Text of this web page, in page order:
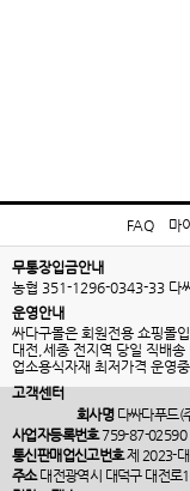
FAQ 마
무통장입금안내
농협 351-1296-0343-33 다
운영안내
싸다구몰은 회원전용 쇼핑몰입
대전,세종 전지역 당일 직배송
업소용식자재 최저가격 운영
고객센터
회사명다싸다푸드(
사업자등록번호759-87-02590
통신판매업신고번호제 2023-
주소대전광역시 대덕구 대전